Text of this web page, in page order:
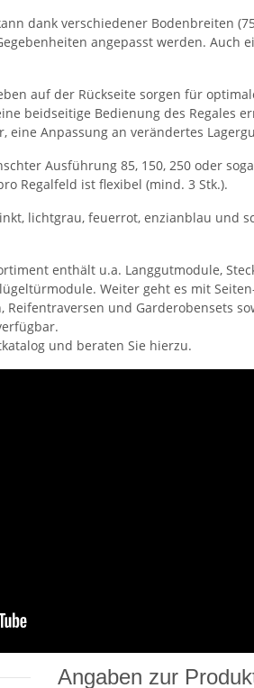
dank verschiedener Bodenbreiten
angepasst werden. Auch
auf der Rückseite sorgen für
beidseitige Bedienung des Regales
eine Anpassung an verändertes
Ausführung 85, 150, 250 oder
Regalfeld ist flexibel (mind. 3 Stk.).
lichtgrau, feuerrot, enzianblau und
enthält u.a. Langgutmodule,
Weiter geht es mit
Reifentraversen und Garderobensets
und beraten Sie hierzu.
Angaben zur